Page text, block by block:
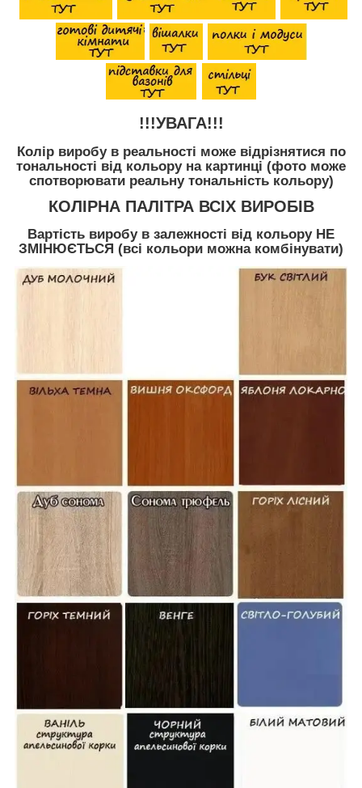
!!!УВАГА!!!
Колір виробу в реальності може відрізнятися по
тональності від кольору на картинці (фото може
спотворювати реальну тональність кольору)
КОЛІРНА ПАЛІТРА ВСІХ ВИРОБІВ
Вартість виробу в залежності від кольору НЕ
ЗМІНЮЄТЬСЯ (всі кольори можна комбінувати)